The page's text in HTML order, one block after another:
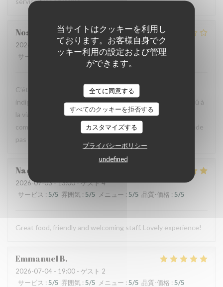
当サイトはクッキーを利用し
ております。お客様自身でク
ッキー利用の設定および管理
ができます。
全てに同意する
すべてのクッキーを拒否する
カスタマイズする
プライバシーポリシー
undefined
Noah
2026-07-07
- 19:30 - ゲスト 6
サービス
雰囲気 : 4/5 メニュー: 1 /5 品質-価格
C’était bon, mais suite à la soirée j’ai fait une violente
indigestion qui a nécessité un lavement. C’est sûrement dû à
la viande et au pain qui avaient un goût légèrement avarié,
comme si elle avait pris un coup de chaud. Je ne recommande
pas ce restaurant, mais je pense qu’il peut s’améliorer.
Naomi
2026-07-03- 13:00 - ゲスト 4
サービス : 5/5 雰囲気 : 5/5 メニュー : 5/5 品質-価格 : 5/5
Great food, friendly and welcoming staff. Lovely experience!
EmmanuelB
2026-07-04 - 19:00 - ゲスト 2
サービス :5/5 雰囲気 : 5/5 メニュー :5/5 品質-価格 :5/5